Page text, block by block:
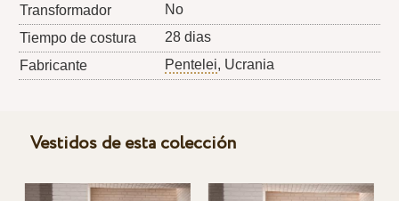
Transformador
No
Tiempo de costura
28 dias
Fabricante
Pentelei, Ucrania
Vestidos de esta colección